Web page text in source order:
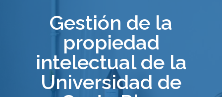
Gestión de la
propiedad
intelectual de la
Universidad de